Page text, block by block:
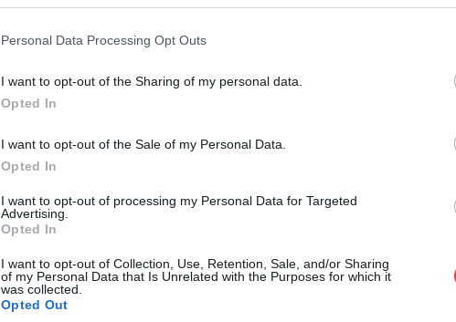
Personal Data Processing Opt Outs
I want to opt-out of the Sharing of my personal data.
Opted In
I want to opt-out of the Sale of my Personal Data.
Opted In
I want to opt-out of processing my Personal Data for Targeted
Advertising.
Opted In
I want to opt-out of Collection, Use, Retention, Sale, and/or Sharing
of my Personal Data that Is Unrelated with the Purposes for which it
was collected.
Opted Out
GALÉRIA TOVÁBBI MŰTÁRGYAI